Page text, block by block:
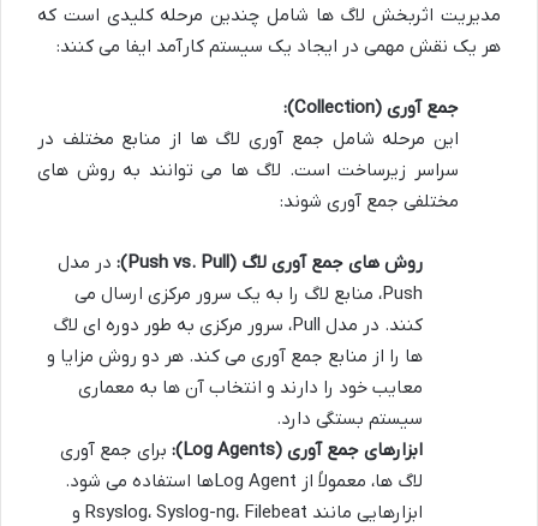
مدیریت اثربخش لاگ ها شامل چندین مرحله کلیدی است که
هر یک نقش مهمی در ایجاد یک سیستم کارآمد ایفا می کنند:
جمع آوری (Collection):
این مرحله شامل جمع آوری لاگ ها از منابع مختلف در
سراسر زیرساخت است. لاگ ها می توانند به روش های
مختلفی جمع آوری شوند:
روش های جمع آوری لاگ (Push vs. Pull):
در مدل
Push، منابع لاگ را به یک سرور مرکزی ارسال می
کنند. در مدل Pull، سرور مرکزی به طور دوره ای لاگ
ها را از منابع جمع آوری می کند. هر دو روش مزایا و
معایب خود را دارند و انتخاب آن ها به معماری
سیستم بستگی دارد.
ابزارهای جمع آوری (Log Agents):
برای جمع آوری
لاگ ها، معمولاً از Log Agentها استفاده می شود.
ابزارهایی مانند Rsyslog، Syslog-ng، Filebeat و